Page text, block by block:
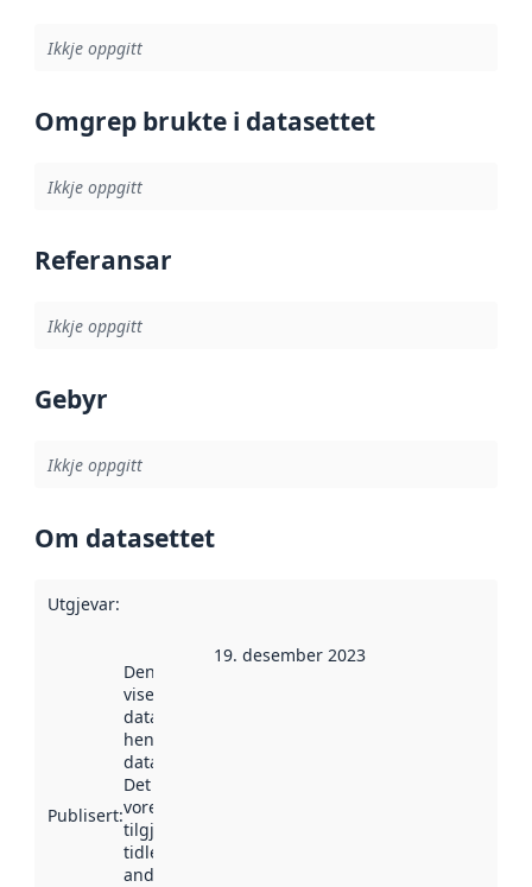
Ikkje oppgitt
Omgrep brukte i datasettet
Ikkje oppgitt
Referansar
Ikkje oppgitt
Gebyr
Ikkje oppgitt
Om datasettet
Utgjevar:
Publisert:
Denne datoen
viser når
datasettet vart
henta inn av
data.norge.no.
Det kan ha
vore
tilgjengeleg
tidlegare
andre stader.
19. desember 2023